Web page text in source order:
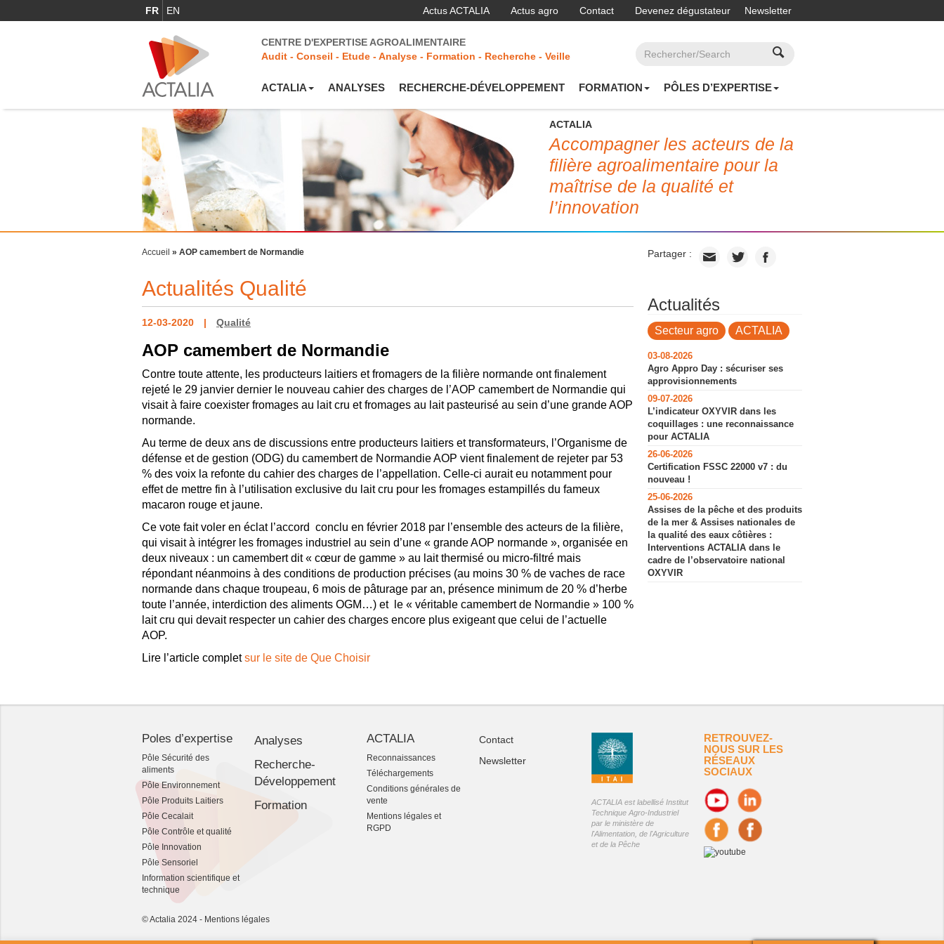
FR EN Newsletter
Actus ACTALIA Actus agro Contact Devenez dégustateur
CENTRE D'EXPERTISE AGROALIMENTAIRE
Audit - Conseil - Etude - Analyse - Formation - Recherche - Veille
ACTALIA ANALYSES RECHERCHE-DÉVELOPPEMENT FORMATION PÔLES D’EXPERTISE
ACTALIA
Accompagner les acteurs de la
filière agroalimentaire pour la
maîtrise de la qualité et
l’innovation
Accueil » AOP camembert de Normandie Partager :
Actualités Qualité
12-03-2020 Qualité
AOP camembert de Normandie
Contre toute attente, les producteurs laitiers et fromagers de la filière normande ont finalement
rejeté le 29 janvier dernier le nouveau cahier des charges de l’AOP camembert de Normandie qui
visait à faire coexister fromages au lait cru et fromages au lait pasteurisé au sein d’une grande AOP
normande.
Au terme de deux ans de discussions entre producteurs laitiers et transformateurs, l’Organisme de
défense et de gestion (ODG) du camembert de Normandie AOP vient finalement de rejeter par 53
% des voix la refonte du cahier des charges de l’appellation. Celle-ci aurait eu notamment pour
effet de mettre fin à l’utilisation exclusive du lait cru pour les fromages estampillés du fameux
macaron rouge et jaune.
Ce vote fait voler en éclat l’accord conclu en février 2018 par l’ensemble des acteurs de la filière,
qui visait à intégrer les fromages industriel au sein d’une « grande AOP normande », organisée en
deux niveaux : un camembert dit « cœur de gamme » au lait thermisé ou micro-filtré mais
répondant néanmoins à des conditions de production précises (au moins 30 % de vaches de race
normande dans chaque troupeau, 6 mois de pâturage par an, présence minimum de 20 % d’herbe
toute l’année, interdiction des aliments OGM…) et le « véritable camembert de Normandie » 100 %
lait cru qui devait respecter un cahier des charges encore plus exigeant que celui de l’actuelle
AOP.
Lire l’article completsur le site de Que Choisir
Actualités
Secteur agro ACTALIA
03-08-2026
Agro Appro Day : sécuriser ses
approvisionnements
09-07-2026
L’indicateur OXYVIR dans les
coquillages : une reconnaissance
pour ACTALIA
26-06-2026
Certification FSSC 22000 v7 : du
nouveau !
25-06-2026
Assises de la pêche et des produits
de la mer & Assises nationales de
la qualité des eaux côtières :
Interventions ACTALIA dans le
cadre de l’observatoire national
OXYVIR
Poles d’expertise
Pôle Sécurité des
aliments
Pôle Environnement
Pôle Produits Laitiers
Pôle Cecalait
Pôle Contrôle et qualité
Pôle Innovation
Pôle Sensoriel
Information scientifique et
technique
Analyses
Recherche-
Développement
Formation
ACTALIA
Reconnaissances
Téléchargements
Conditions générales de
vente
Mentions légales et
RGPD
Contact
Newsletter
ACTALIA est labellisé Institut
Technique Agro-Industriel
par le ministère de
l'Alimentation, de l'Agriculture
et de la Pêche
RETROUVEZ-
NOUS SUR LES
RÉSEAUX
SOCIAUX
© Actalia 2024 - Mentions légales